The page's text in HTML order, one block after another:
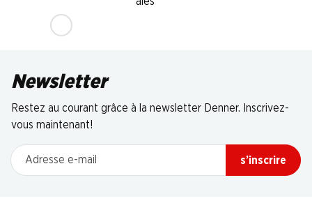
Newsletter
Restez au courant grâce à la newsletter Denner. Inscrivez-
vous maintenant!
Adresse e-mail
s’inscrire